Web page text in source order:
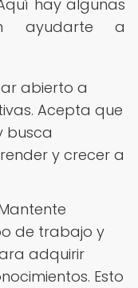
hay algunas
ayudarte a
abierto a
Acepta que
busca
y crecer a
de trabajo y
adquirir
Esto